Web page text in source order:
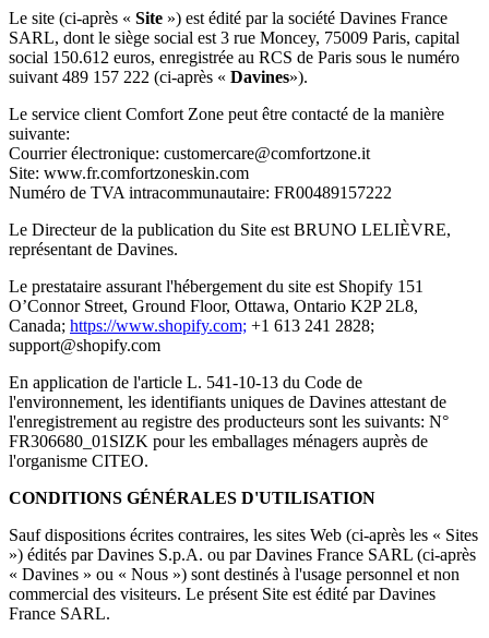
Le site (ci-après « Site ») est édité par la société Davines France
SARL, dont le siège social est 3 rue Moncey, 75009 Paris, capital
social 150.612 euros, enregistrée au RCS de Paris sous le numéro
suivant 489 157 222 (ci-après « Davines»).
Le service client Comfort Zone peut être contacté de la manière
suivante:
Courrier électronique: customercare@comfortzone.it
Site: www.fr.comfortzoneskin.com
Numéro de TVA intracommunautaire: FR00489157222
Le Directeur de la publication du Site est BRUNO LELIÈVRE,
représentant de Davines.
Le prestataire assurant l'hébergement du site est Shopify 151
O’Connor Street, Ground Floor, Ottawa, Ontario K2P 2L8,
Canada; https://www.shopify.com; +1 613 241 2828;
support@shopify.com
En application de l'article L. 541-10-13 du Code de
l'environnement, les identifiants uniques de Davines attestant de
l'enregistrement au registre des producteurs sont les suivants: N°
FR306680_01SIZK pour les emballages ménagers auprès de
l'organisme CITEO.
CONDITIONS GÉNÉRALES D'UTILISATION
Sauf dispositions écrites contraires, les sites Web (ci-après les « Sites
») édités par Davines S.p.A. ou par Davines France SARL (ci-après
« Davines » ou « Nous ») sont destinés à l'usage personnel et non
commercial des visiteurs. Le présent Site est édité par Davines
France SARL.